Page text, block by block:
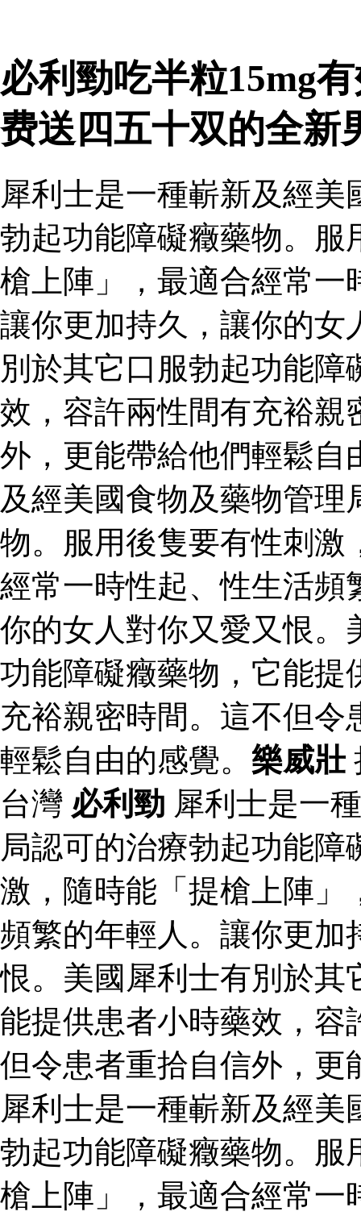
必利勁吃半粒15mg
费送四五十双的全新
犀利士是一種嶄新及經
勃起功能障礙癥藥物。服
槍上陣」，最適合經常一
讓你更加持久，讓你的女
別於其它口服勃起功能
效，容許兩性間有充裕親
外，更能帶給他們輕鬆自
及經美國食物及藥物管
物。服用後隻要有性刺激
經常一時性起、性生活頻
你的女人對你又愛又恨。
功能障礙癥藥物，它能提
充裕親密時間。這不但
輕鬆自由的感覺。 樂威壯
台灣 必利勁 犀利士是一
局認可的治療勃起功能
激，隨時能「提槍上陣」
頻繁的年輕人。讓你更加
恨。美國犀利士有別於其
能提供患者小時藥效，容
但令患者重拾自信外，更
犀利士是一種嶄新及經
勃起功能障礙癥藥物。服
槍上陣」，最適合經常一